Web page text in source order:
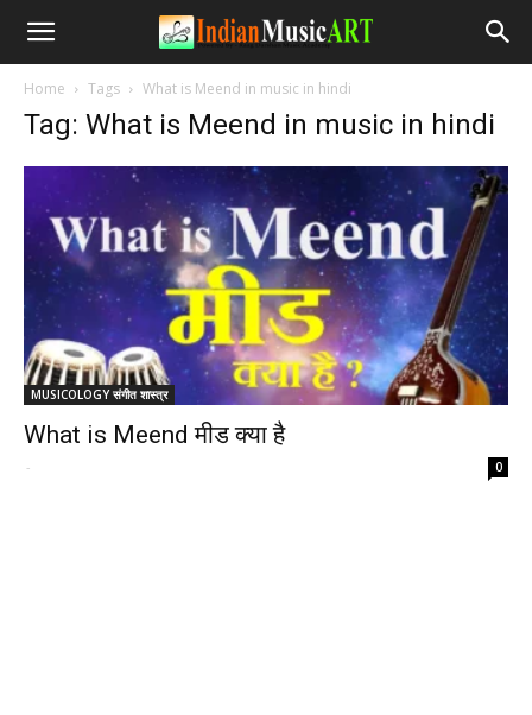
Home Tags What is Meend in music in hindi
Tag: What is Meend in music in hindi
MUSICOLOGY संगीत शास्त्र
What is Meend मीड क्या है
- 0